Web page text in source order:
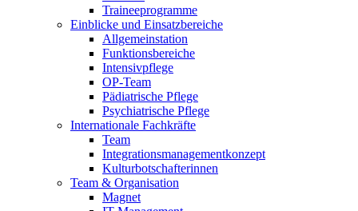
Traineeprogramme
Einblicke und Einsatzbereiche
Allgemeinstation
Funktionsbereiche
Intensivpflege
OP-Team
Pädiatrische Pflege
Psychiatrische Pflege
Internationale Fachkräfte
Team
Integrationsmanagementkonzept
Kulturbotschafterinnen
Team & Organisation
Magnet